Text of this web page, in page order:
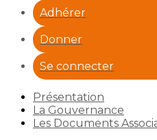
Adhérer
Donner
Se connecter
Présentation
La Gouvernance
Les Documents